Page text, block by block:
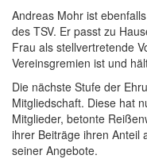
Andreas Mohr ist
des TSV. Er passt zu
Frau als stellvertretende
Vereinsgremien ist und
Die nächste Stufe der
Mitgliedschaft. Diese hat
Mitglieder, betonte
ihrer Beiträge ihren Anteil
seiner Angebote.